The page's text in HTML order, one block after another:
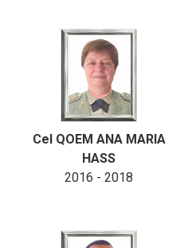
Cel QOEM ANA MARIA
HASS
2016 - 2018